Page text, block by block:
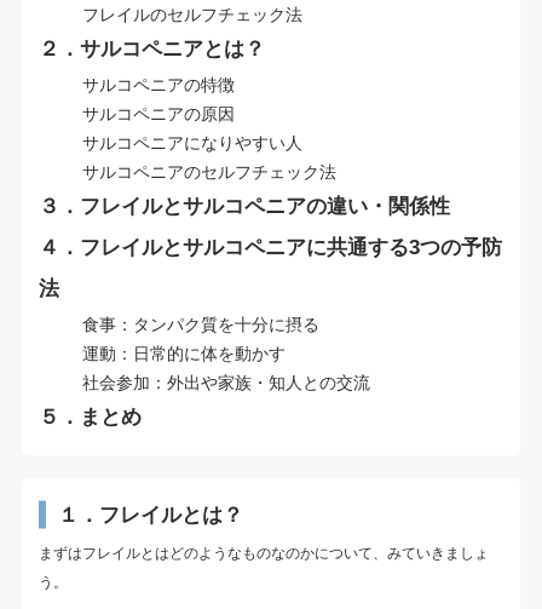
フレイルのセルフチェック法
２．サルコペニアとは？
サルコペニアの特徴
サルコペニアの原因
サルコペニアになりやすい人
サルコペニアのセルフチェック法
３．フレイルとサルコペニアの違い・関係性
４．フレイルとサルコペニアに共通する3つの予防
法
食事：タンパク質を十分に摂る
運動：日常的に体を動かす
社会参加：外出や家族・知人との交流
５．まとめ
１．フレイルとは？
まずはフレイルとはどのようなものなのかについて、みていきましょ
う。